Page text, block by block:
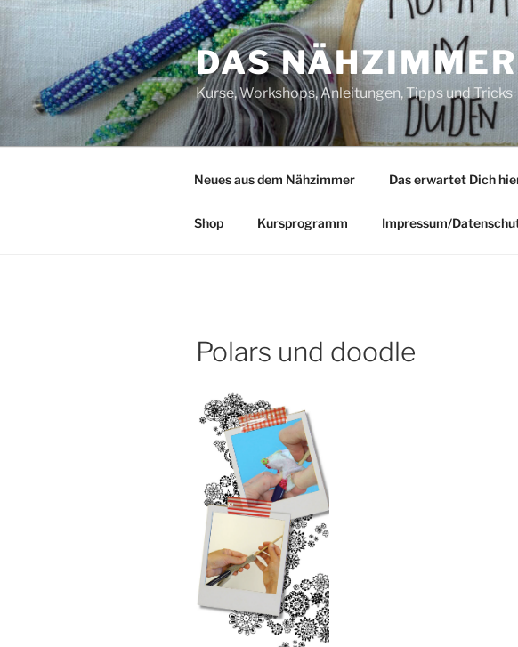
Zum
Inhalt
springen
DAS NÄHZIMMER
Kurse, Workshops, Anleitungen, Tipps und Tricks
Neues aus dem Nähzimmer Das erwartet Dich
Shop Kursprogramm Impressum/
Polars und doodle